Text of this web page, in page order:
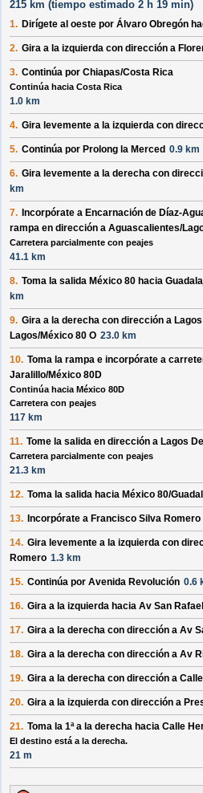
215 km (tiempo estimado 2 h 19 min)
1. Dirígete al oeste por Álvaro Obregón
2. Gira a la izquierda con dirección a
3. Continúa por Chiapas/Costa Rica
Continúa hacia Costa Rica
1.0 km
4. Gira levemente a la izquierda con
5. Continúa por Prolong la Merced 0.9 km
6. Gira levemente a la derecha con
km
7. Incorpórate a Encarnación de Díaz-
rampa en dirección a Aguascalientes/
Carretera parcialmente con peajes
41.1 km
8. Toma la salida México 80 hacia
km
9. Gira a la derecha con dirección a
Lagos/México 80 O 23.0 km
10. Toma la rampa e incorpórate a
Jaralillo/México 80D
Continúa hacia México 80D
Carretera con peajes
117 km
11. Tome la salida en dirección a Lagos
Carretera parcialmente con peajes
21.3 km
12. Toma la salida hacia México 80/
13. Incorpórate a Francisco Silva Romero
14. Gira levemente a la izquierda con
Romero 1.3 km
15. Continúa por Avenida Revolución 0.6
16. Gira a la izquierda hacia Av San Rafael
17. Gira a la derecha con dirección a Av
18. Gira a la derecha con dirección a Av
19. Gira a la derecha con dirección a
20. Gira a la izquierda con dirección a
21. Toma la 1ª a la derecha hacia Calle
El destino está a la derecha.
21 m